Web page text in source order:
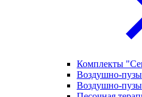
Комплекты
Воздушно-
Воздушно-